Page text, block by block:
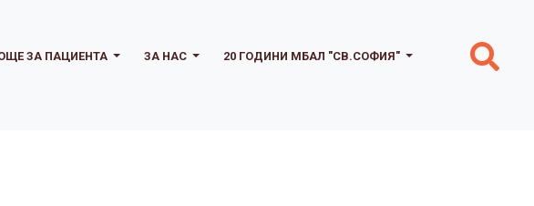
ЗА ПАЦИЕНТА ЗА НАС 20 ГОДИНИ МБАЛ "СВ.СОФИЯ"